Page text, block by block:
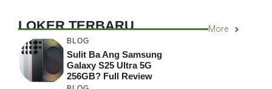
LOKER TERBARU More
BLOG
Sulit Ba Ang Samsung
Galaxy S25 Ultra 5G
256GB? Full Review